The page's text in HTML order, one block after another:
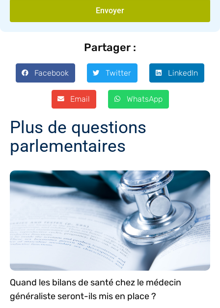
Envoyer
Partager :
Facebook Twitter LinkedIn
Email WhatsApp
Plus de questions
parlementaires
Quand les bilans de santé chez le médecin
généraliste seront-ils mis en place ?